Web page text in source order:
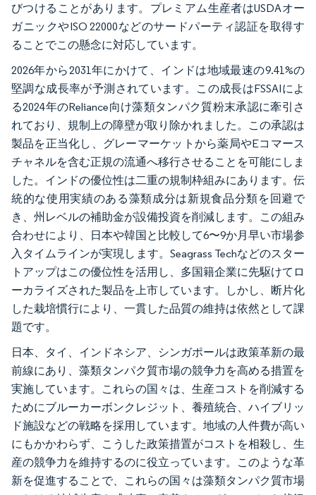
びつけることがあります。プレミアム生産者はUSDAオー
ガニックやISO 22000などのサードパーティ認証を取得す
ることでこの懸念に対応しています。
2026年から2031年にかけて、インドは地域最速の9.41%の
堅調な成長率が予測されています。この成長はFSSAIによ
る2024年のReliance向け藻類タンパク質粉末承認に牽引さ
れており、規制上の障壁が取り除かれました。この承認は
製品を正当化し、グレーマーケットから薬局やEコマース
チャネルを含む正規の流通へ移行させることを可能にしま
した。インドの優位性は二重の規制枠組みにあります。伝
統的な使用実績のある藻類成分は新規食品分類を回避で
き、州レベルの補助金が設備投資を削減します。この組み
合わせにより、日本や韓国と比較して6〜9か月早い市場参
入タイムラインが実現します。Seagrass Techなどのスター
トアップはこの優位性を活用し、多国籍企業に先駆けてロ
ーカライズされた製品を上市しています。しかし、断片化
した栽培慣行により、一貫した品質の維持は依然として課
題です。
日本、タイ、インドネシア、シンガポールは政策革新の最
前線にあり、藻類タンパク質市場の競争力を高める措置を
実施しています。これらの国々は、生産コストを削減する
ためにブルーカーボンクレジット、養殖統合、ハイブリッ
ド施設などの戦略を採用しています。地域の人件費が高い
にもかかわらず、こうした政策措置がコストを相殺し、生
産の競争力を維持するのに役立っています。このような革
新を促進することで、これらの国々は藻類タンパク質市場